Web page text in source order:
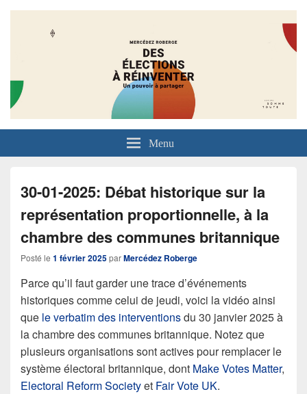
Menu
30-01-2025: Débat historique sur la
représentation proportionnelle, à la
chambre des communes britannique
Posté le 1 février 2025parMercédez Roberge
Parce qu’il faut garder une trace d’événements
historiques comme celui de jeudi, voici la vidéo ainsi
que le verbatim des interventionsdu 30 janvier 2025 à
la chambre des communes britannique. Notez que
plusieurs organisations sont actives pour remplacer le
système électoral britannique, dont Make Votes Matter,
Electoral Reform Societyet Fair Vote UK.